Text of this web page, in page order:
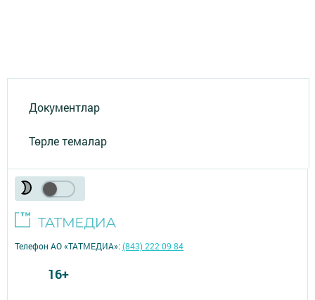
Документлар
Төрле темалар
Телефон АО «ТАТМЕДИА»:(843) 222 09 84
16+